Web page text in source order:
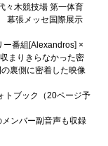
々木競技場 第一体育
幕張メッセ国際展示
ー番組[Alexandros] ×
まりきらなかった密
裏側に密着した映像
トブック（20ページ予
ンバー副音声も収録